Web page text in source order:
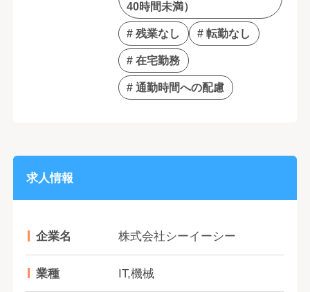
40時間未満）
# 残業なし # 転勤なし
# 在宅勤務
# 通勤時間への配慮
求人情報
企業名 株式会社シーイーシー
業種 IT,機械